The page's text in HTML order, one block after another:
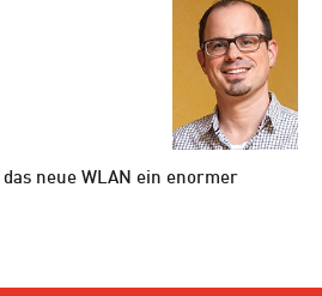
neue WLAN ein enormer